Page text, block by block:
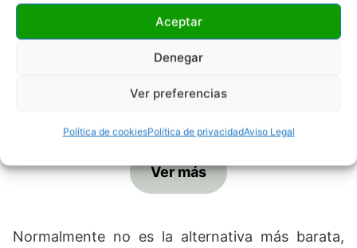
Aceptar
Denegar
Ver preferencias
Política de cookiesPolítica de privacidadAviso Legal
Ver más
Normalmente no es la alternativa más barata,